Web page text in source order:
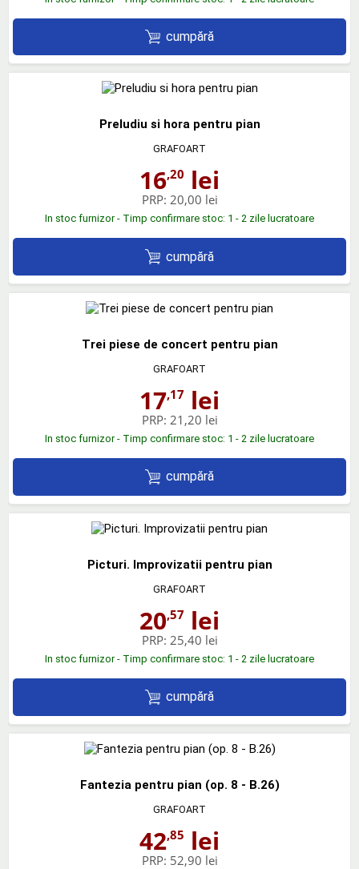
cumpără
Preludiu si hora pentru pian
GRAFOART
16,20 lei
PRP: 20,00 lei
In stoc furnizor - Timp confirmare stoc: 1 - 2 zile lucratoare
cumpără
Trei piese de concert pentru pian
GRAFOART
17,17 lei
PRP: 21,20 lei
In stoc furnizor - Timp confirmare stoc: 1 - 2 zile lucratoare
cumpără
Picturi. Improvizatii pentru pian
GRAFOART
20,57 lei
PRP: 25,40 lei
In stoc furnizor - Timp confirmare stoc: 1 - 2 zile lucratoare
cumpără
Fantezia pentru pian (op. 8 - B.26)
GRAFOART
42,85 lei
PRP: 52,90 lei